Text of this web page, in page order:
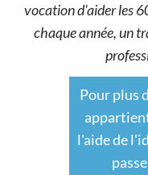
vocation d'aider les
chaque année, un
Pour plus
l'aide de